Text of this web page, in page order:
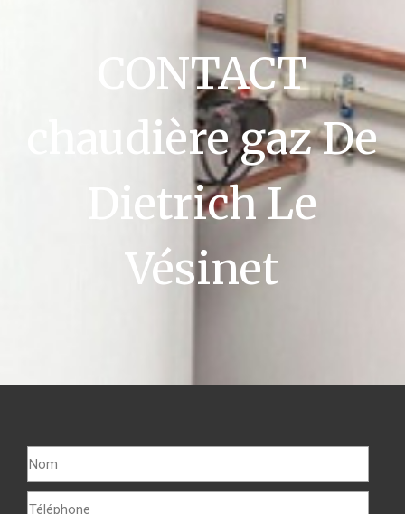
CONTACT
chaudière gaz De
Dietrich Le
Vésinet